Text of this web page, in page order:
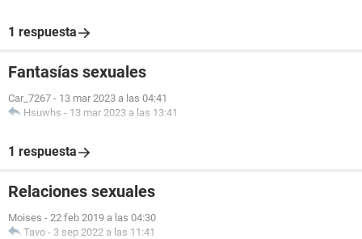
1 respuesta
Fantasías sexuales
Car_7267 - 13 mar 2023 a las 04:41
Hsuwhs - 13 mar 2023 a las 13:41
1 respuesta
Relaciones sexuales
Moises - 22 feb 2019 a las 04:30
Tavo - 3 sep 2022 a las 11:41